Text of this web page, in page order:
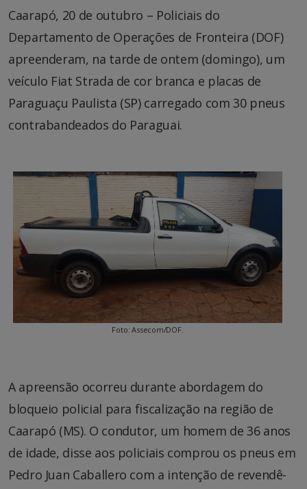
Caarapó, 20 de outubro – Policiais do
Departamento de Operações de Fronteira (DOF)
apreenderam, na tarde de ontem (domingo), um
veículo Fiat Strada de cor branca e placas de
Paraguaçu Paulista (SP) carregado com 30 pneus
contrabandeados do Paraguai.
Foto: Assecom/DOF.
A apreensão ocorreu durante abordagem do
bloqueio policial para fiscalização na região de
Caarapó (MS). O condutor, um homem de 36 anos
de idade, disse aos policiais comprou os pneus em
Pedro Juan Caballero com a intenção de revendê-